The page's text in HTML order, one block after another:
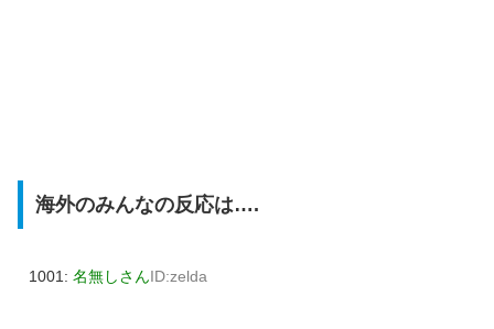
海外のみんなの反応は….
1001: 名無しさんID:zelda